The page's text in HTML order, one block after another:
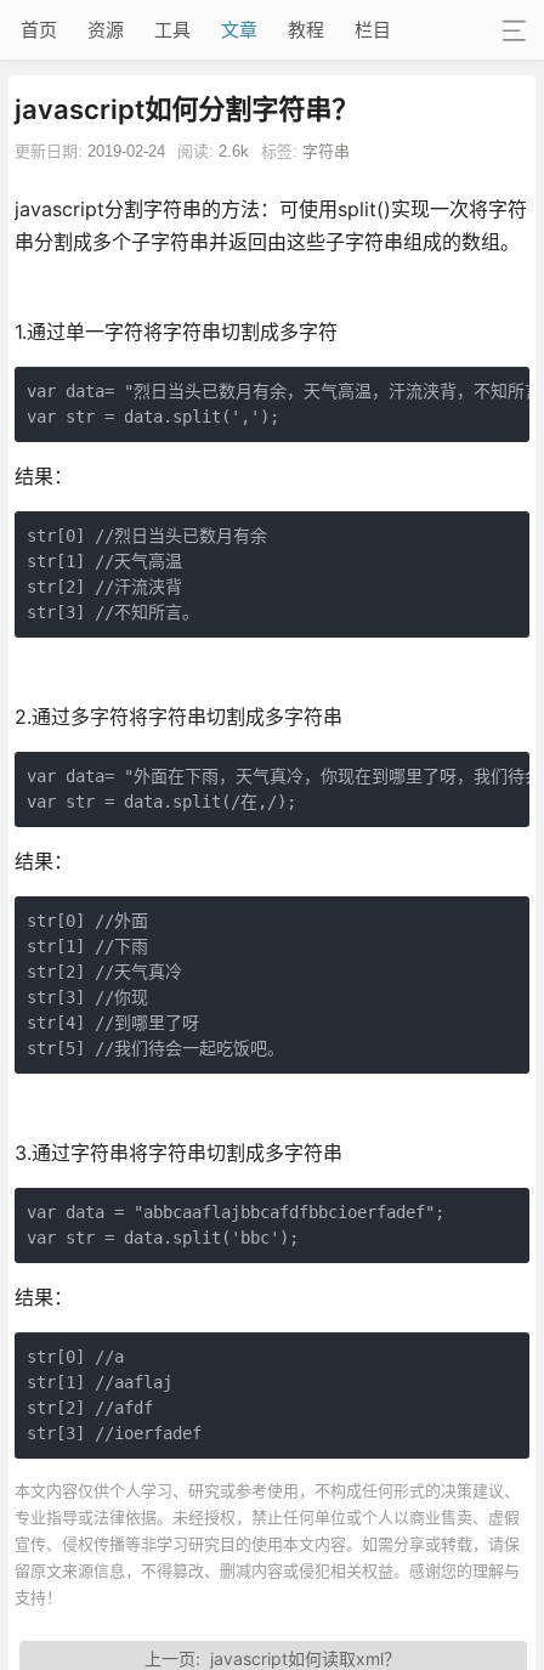
首页 资源 工具 文章 教程 栏目
javascript如何分割字符串？
更新日期: 2019-02-24 阅读: 2.6k 标签: 字符串
javascript分割字符串的方法：可使用split()实现一次将字符
串分割成多个子字符串并返回由这些子字符串组成的数组。
1.通过单一字符将字符串切割成多字符
var data= "烈日当头已数月有余，天气高温，汗流浃背，不知所
var str = data.split(',');
结果：
str[0] //烈日当头已数月有余
str[1] //天气高温
str[2] //汗流浃背
str[3] //不知所言。
2.通过多字符将字符串切割成多字符串
var data= "外面在下雨，天气真冷，你现在到哪里了呀，我们待
var str = data.split(/在,/);
结果：
str[0] //外面
str[1] //下雨
str[2] //天气真冷
str[3] //你现
str[4] //到哪里了呀
str[5] //我们待会一起吃饭吧。
3.通过字符串将字符串切割成多字符串
var data = "abbcaaflajbbcafdfbbcioerfadef";
var str = data.split('bbc');
结果：
str[0] //a
str[1] //aaflaj
str[2] //afdf
str[3] //ioerfadef
本文内容仅供个人学习、研究或参考使用，不构成任何形式的决策建议、
专业指导或法律依据。未经授权，禁止任何单位或个人以商业售卖、虚假
宣传、侵权传播等非学习研究目的使用本文内容。如需分享或转载，请保
留原文来源信息，不得篡改、删减内容或侵犯相关权益。感谢您的理解与
支持！
上一页: javascript如何读取xml？